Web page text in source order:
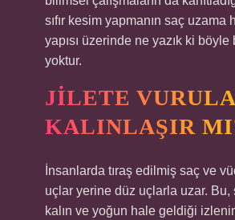
sıfır kesim yapmanın saç uzama
yapısı üzerinde ne yazık ki böyle
yoktur.
JILETE
KALINLAŞIR
İnsanlarda tıraş edilmiş saç ve
uçlar yerine düz uçlarla uzar. Bu,
kalın ve yoğun hale geldiği